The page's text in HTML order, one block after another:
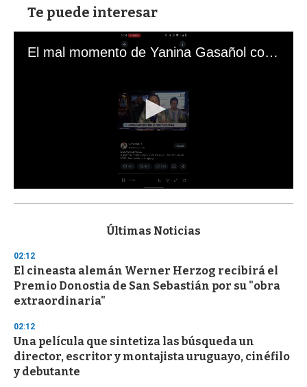
Te puede interesar
El mal momento de Yanina Gasañol con un hincha argentino en "Subrayado"
s
d
s
o
f
3
s
e
c
o
n
d
Últimas Noticias
02:12
El cineasta alemán Werner Herzog recibirá el
Premio Donostia de San Sebastián por su "obra
extraordinaria"
02:12
Una película que sintetiza las búsqueda un
director, escritor y montajista uruguayo, cinéfilo
y debutante